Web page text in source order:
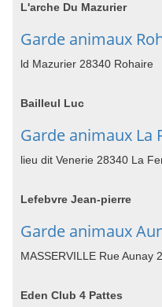
L'arche Du Mazurier
Garde animaux
ld Mazurier 28340 Rohaire
Bailleul Luc
Garde animaux La
lieu dit Venerie 28340 La
Lefebvre Jean-pierre
Garde animaux
MASSERVILLE Rue Aunay
Eden Club 4 Pattes